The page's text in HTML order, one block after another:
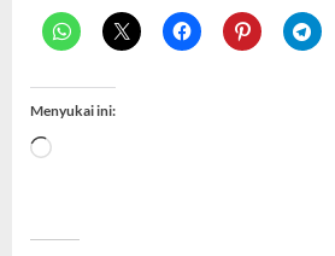
Menyukai ini:
Memuat...